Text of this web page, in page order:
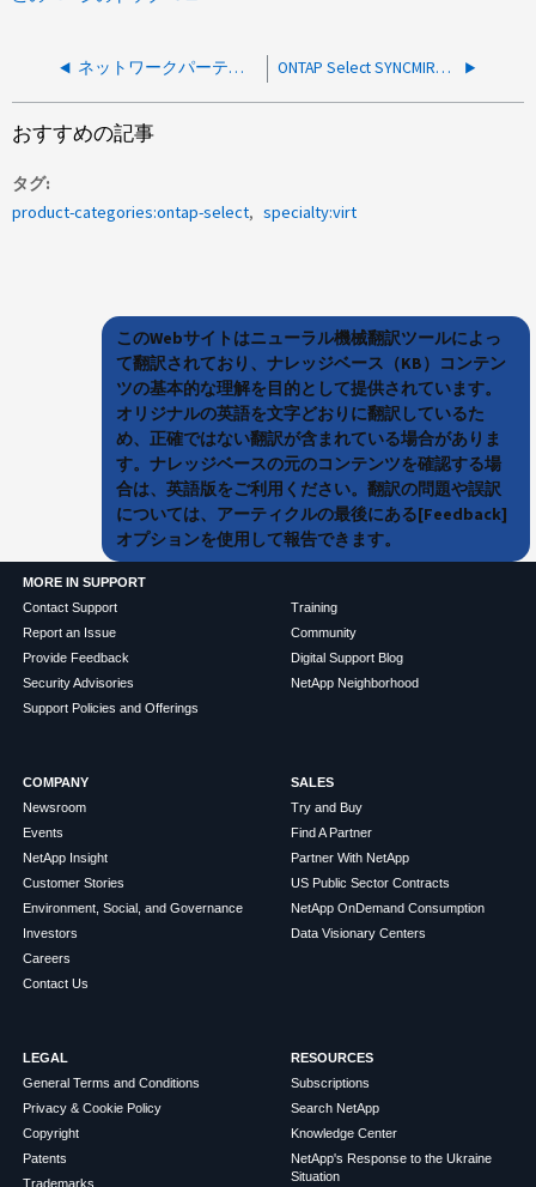
ネットワークパーティショニングが原因でONTAP Select（SyncMirrorプレックスで障害が発生しました）のテイクオーバーが開始されました ONTAP Select SYNCMIRROR PLEX はディスク障害により失敗しました
おすすめの記事
タグ
product-categories:ontap-select
specialty:virt
このWebサイトはニューラル機械翻訳ツールによっ
て翻訳されており、ナレッジベース（KB）コンテン
ツの基本的な理解を目的として提供されています。
オリジナルの英語を文字どおりに翻訳しているた
め、正確ではない翻訳が含まれている場合がありま
す。ナレッジベースの元のコンテンツを確認する場
合は、英語版をご利用ください。翻訳の問題や誤訳
については、アーティクルの最後にある[Feedback]
オプションを使用して報告できます。
MORE IN SUPPORT
Contact Support
Report an Issue
Provide Feedback
Security Advisories
Support Policies and Offerings
Training
Community
Digital Support Blog
NetApp Neighborhood
COMPANY
Newsroom
Events
NetApp Insight
Customer Stories
Environment, Social, and Governance
Investors
Careers
Contact Us
SALES
Try and Buy
Find A Partner
Partner With NetApp
US Public Sector Contracts
NetApp OnDemand Consumption
Data Visionary Centers
LEGAL
General Terms and Conditions
Privacy & Cookie Policy
Copyright
Patents
Trademarks
RESOURCES
Subscriptions
Search NetApp
Knowledge Center
NetApp's Response to the Ukraine
Situation